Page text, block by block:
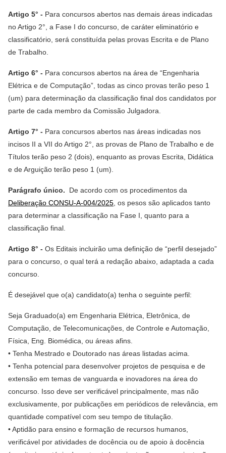
Artigo 5° - Para concursos abertos nas demais áreas indicadas
no Artigo 2°, a Fase I do concurso, de caráter eliminatório e
classificatório, será constituída pelas provas Escrita e de Plano
de Trabalho.
Artigo 6° - Para concursos abertos na área de “Engenharia
Elétrica e de Computação”, todas as cinco provas terão peso 1
(um) para determinação da classificação final dos candidatos por
parte de cada membro da Comissão Julgadora.
Artigo 7° - Para concursos abertos nas áreas indicadas nos
incisos II a VII do Artigo 2°, as provas de Plano de Trabalho e de
Títulos terão peso 2 (dois), enquanto as provas Escrita, Didática
e de Arguição terão peso 1 (um).
Parágrafo único. De acordo com os procedimentos da
Deliberação CONSU-A-004/2025 , os pesos são aplicados tanto
para determinar a classificação na Fase I, quanto para a
classificação final.
Artigo 8° - Os Editais incluirão uma definição de “perfil desejado”
para o concurso, o qual terá a redação abaixo, adaptada a cada
concurso.
É desejável que o(a) candidato(a) tenha o seguinte perfil:
Seja Graduado(a) em Engenharia Elétrica, Eletrônica, de
Computação, de Telecomunicações, de Controle e Automação,
Física, Eng. Biomédica, ou áreas afins.
• Tenha Mestrado e Doutorado nas áreas listadas acima.
• Tenha potencial para desenvolver projetos de pesquisa e de
extensão em temas de vanguarda e inovadores na área do
concurso. Isso deve ser verificável principalmente, mas não
exclusivamente, por publicações em periódicos de relevância, em
quantidade compatível com seu tempo de titulação.
• Aptidão para ensino e formação de recursos humanos,
verificável por atividades de docência ou de apoio à docência